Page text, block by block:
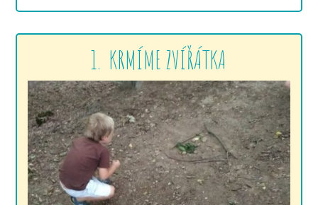
1. KRMÍME ZVÍŘÁTKA